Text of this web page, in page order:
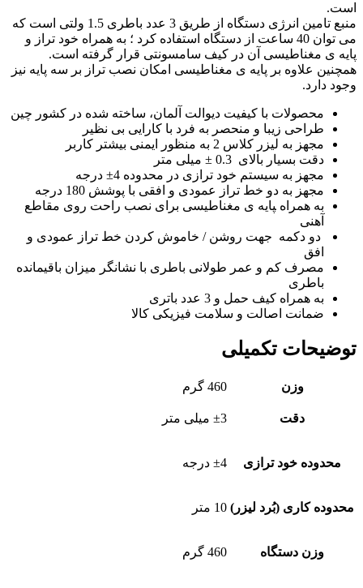
است.
منبع تامین انرژی دستگاه از طریق 3 عدد باطری 1.5 ولتی است که
می توان 40 ساعت از دستگاه استفاده کرد ؛ به همراه خود تراز و
پایه ی مغناطیسی آن در کیف سامسونتی قرار گرفته است.
همچنین علاوه بر پایه ی مغناطیسی امکان نصب تراز بر سه پایه نیز
وجود دارد.
محصولات با کیفیت دیوالت آلمان، ساخته شده در کشور چین
طراحی زیبا و منحصر به فرد با کارایی بی نظیر
مجهز به لیزر کلاس 2 به منظور ایمنی بیشتر کاربر
دقت بسیار بالای 0.3 ± میلی متر
مجهز به سیستم خود ترازی در محدوده 4± درجه
مجهز به دو خط تراز عمودی و افقی با پوشش 180 درجه
به همراه ‍‍پایه ی مغناطیسی برای نصب راحت روی مقاطع
آهنی
دو دکمه جهت روشن / خاموش کردن خط تراز عمودی و
افق
مصرف کم و عمر طولانی باطری با نشانگر میزان باقیمانده
باطری
به همراه کیف حمل و 3 عدد باتری
ضمانت اصالت و سلامت فیزیکی کالا
توضیحات تکمیلی
وزن 460 گرم
دقت ±3 میلی متر
محدوده خود ترازی ±4 درجه
محدوده کاری (بُرد لیزر) 10 متر
وزن دستگاه 460 گرم